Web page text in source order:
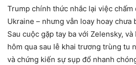
Trump chính thức nhắc lại việc
Ukraine – nhưng vẫn loay hoay chưa
Sau cuộc gặp tay ba với Zelensky,
hôm qua sau lễ khai trương trùng tu
và chứng kiến sự sụp đổ nhanh